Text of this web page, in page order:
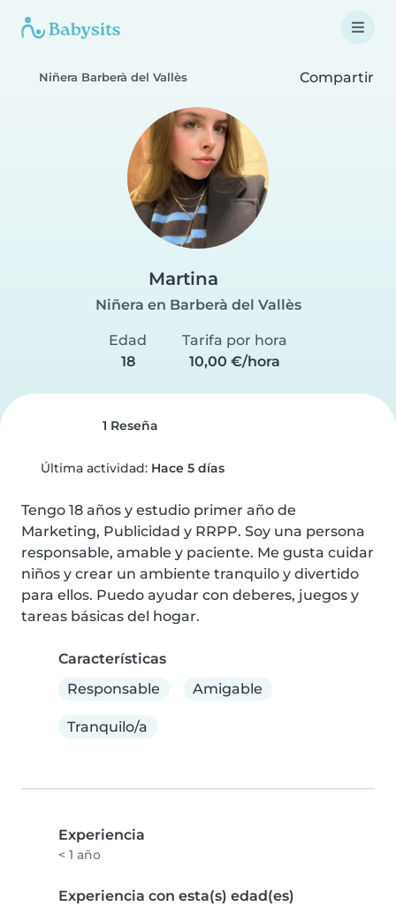
Niñera Barberà del Vallès Compartir
Martina
Niñera en Barberà del Vallès
Edad
18
Tarifa por hora
10,00 €/hora
1 Reseña
Última actividad: Hace 5 días
Tengo 18 años y estudio primer año de
Marketing, Publicidad y RRPP. Soy una persona
responsable, amable y paciente. Me gusta cuidar
niños y crear un ambiente tranquilo y divertido
para ellos. Puedo ayudar con deberes, juegos y
tareas básicas del hogar.
Características
Responsable
Amigable
Tranquilo/a
Experiencia
< 1 año
Experiencia con esta(s) edad(es)